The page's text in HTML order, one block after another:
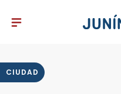
CIUDAD